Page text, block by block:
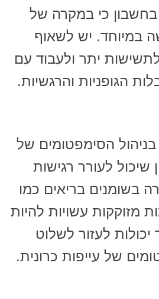
כי במקרה של
במיוחד. יש לשאוף
יתר ולעבוד עם
הגופניות והרגשיות.
בניהול הסימפטומים של
לעורר רגישות
בשומנים בריאים כמו
מזוקקות עשויות להיות
לעזור לשלוט
של עייפות כרונית.